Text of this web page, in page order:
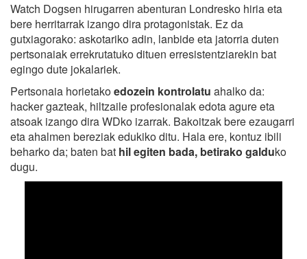
Watch Dogsen hirugarren abenturan Londresko hiria eta
bere herritarrak izango dira protagonistak. Ez da
gutxiagorako: askotariko adin, lanbide eta jatorria duten
pertsonaiak errekrutatuko dituen erresistentziarekin bat
egingo dute jokalariek.
Pertsonaia horietakoedozein kontrolatu ahalko da:
hacker gazteak, hiltzaile profesionalak edota agure eta
atsoak izango dira WDko izarrak. Bakoitzak bere ezaugarri
eta ahalmen bereziak edukiko ditu. Hala ere, kontuz ibili
beharko da; baten bat hil egiten bada, betirako galduko
dugu.